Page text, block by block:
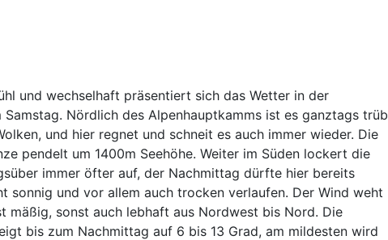
und wechselhaft präsentiert sich das Wetter in der
Samstag. Nördlich des Alpenhauptkamms ist es ganztags trüb
und hier regnet und schneit es auch immer wieder. Die
pendelt um 1400m Seehöhe. Weiter im Süden lockert die
immer öfter auf, der Nachmittag dürfte hier bereits
sonnig und vor allem auch trocken verlaufen. Der Wind weht
mäßig, sonst auch lebhaft aus Nordwest bis Nord. Die
bis zum Nachmittag auf 6 bis 13 Grad, am mildesten wird